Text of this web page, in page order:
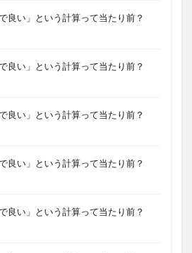
良い」という計算って当たり前？
良い」という計算って当たり前？
良い」という計算って当たり前？
良い」という計算って当たり前？
良い」という計算って当たり前？